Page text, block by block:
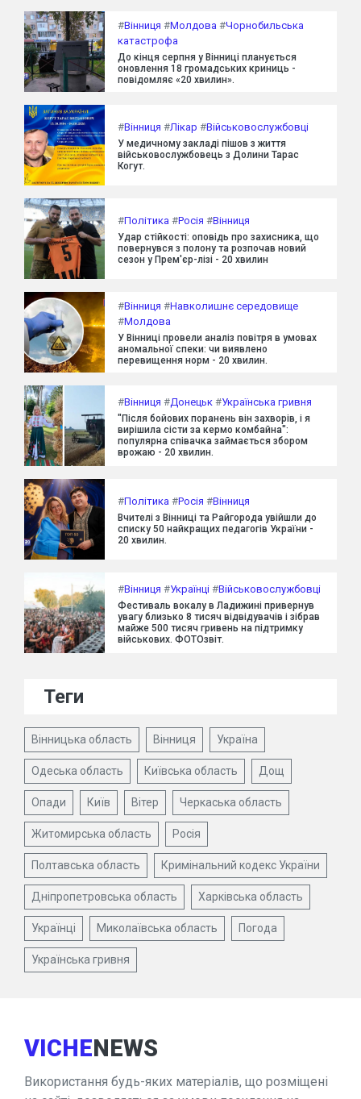
#Вінниця #Молдова #Чорнобильська
катастрофа
До кінця серпня у Вінниці планується
оновлення 18 громадських криниць -
повідомляє «20 хвилин».
#Вінниця #Лікар #Військовослужбовці
У медичному закладі пішов з життя
військовослужбовець з Долини Тарас
Когут.
#Політика #Росія #Вінниця
Удар стійкості: оповідь про захисника, що
повернувся з полону та розпочав новий
сезон у Прем'єр-лізі - 20 хвилин
#Вінниця #Навколишнє середовище
#Молдова
У Вінниці провели аналіз повітря в умовах
аномальної спеки: чи виявлено
перевищення норм - 20 хвилин.
#Вінниця #Донецьк #Українська гривня
"Після бойових поранень він захворів, і я
вирішила сісти за кермо комбайна":
популярна співачка займається збором
врожаю - 20 хвилин.
#Політика #Росія #Вінниця
Вчителі з Вінниці та Райгорода увійшли до
списку 50 найкращих педагогів України -
20 хвилин.
#Вінниця #Українці #Військовослужбовці
Фестиваль вокалу в Ладижині привернув
увагу близько 8 тисяч відвідувачів і зібрав
майже 500 тисяч гривень на підтримку
військових. ФОТОзвіт.
Теги
Вінницька область Вінниця Україна
Одеська область Київська область Дощ
Опади Київ Вітер Черкаська область
Житомирська область Росія
Полтавська область Кримінальний кодекс України
Дніпропетровська область Харківська область
Українці Миколаївська область Погода
Українська гривня
VICHENEWS
Використання будь-яких матеріалів, що розміщені